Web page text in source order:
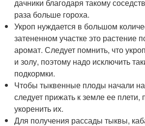
дачники благодаря такому
раза больше гороха.
Укроп нуждается в большом
затененном участке это растение
аромат. Следует помнить, что
и золу, поэтому надо исключить
подкормки.
Чтобы тыквенные плоды начали
следует прижать к земле ее плети,
укоренить их.
Для получения рассады тыквы,